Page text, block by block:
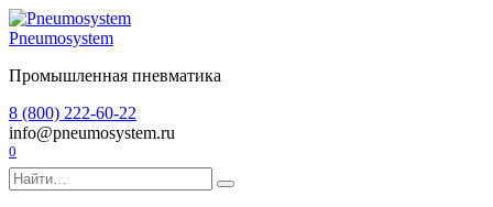
Перейти
к
Pneumosystem
Промышленная пневматика
8 (800) 222-60-22
info@pneumosystem.ru
0
Search
for: